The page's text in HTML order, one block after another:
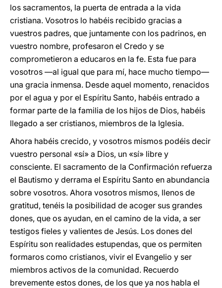
los sacramentos, la puerta de entrada a la vida
cristiana. Vosotros lo habéis recibido gracias a
vuestros padres, que juntamente con los padrinos, en
vuestro nombre, profesaron el Credo y se
comprometieron a educaros en la fe. Esta fue para
vosotros —al igual que para mí, hace mucho tiempo—
una gracia inmensa. Desde aquel momento, renacidos
por el agua y por el Espíritu Santo, habéis entrado a
formar parte de la familia de los hijos de Dios, habéis
llegado a ser cristianos, miembros de la Iglesia.
Ahora habéis crecido, y vosotros mismos podéis decir
vuestro personal «sí» a Dios, un «sí» libre y
consciente. El sacramento de la Confirmación refuerza
el Bautismo y derrama el Espíritu Santo en abundancia
sobre vosotros. Ahora vosotros mismos, llenos de
gratitud, tenéis la posibilidad de acoger sus grandes
dones, que os ayudan, en el camino de la vida, a ser
testigos fieles y valientes de Jesús. Los dones del
Espíritu son realidades estupendas, que os permiten
formaros como cristianos, vivir el Evangelio y ser
miembros activos de la comunidad. Recuerdo
brevemente estos dones, de los que ya nos habla el